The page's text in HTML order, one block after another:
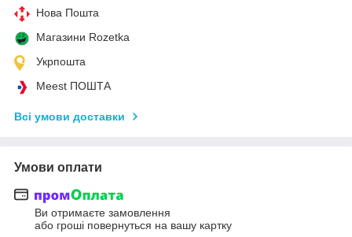
Нова Пошта
Магазини Rozetka
Укрпошта
Meest ПОШТА
Всі умови доставки
Умови оплати
Ви отримаєте замовлення
або гроші повернуться на вашу картку